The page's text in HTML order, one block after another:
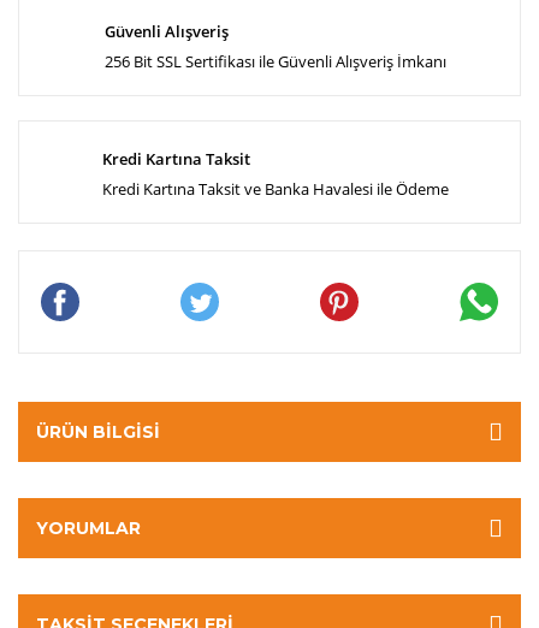
Güvenli Alışveriş
256 Bit SSL Sertifikası ile Güvenli Alışveriş İmkanı
Kredi Kartına Taksit
Kredi Kartına Taksit ve Banka Havalesi ile Ödeme
ÜRÜN BILGISI
YORUMLAR